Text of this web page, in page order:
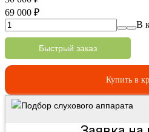
69 000 ₽
В
Быстрый заказ
Купить в
Подбор слухового аппарата